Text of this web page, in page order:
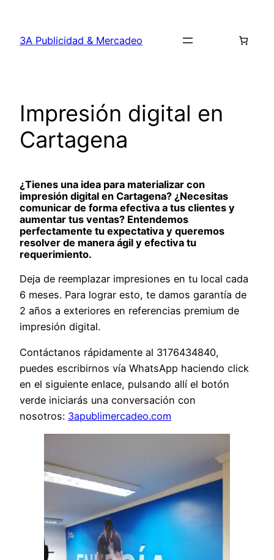
contenido
3A Publicidad & Mercadeo
Impresión digital en
Cartagena
¿Tienes una idea para materializar con
impresión digital en Cartagena? ¿Necesitas
comunicar de forma efectiva a tus clientes y
aumentar tus ventas? Entendemos
perfectamente tu expectativa y queremos
resolver de manera ágil y efectiva tu
requerimiento.
Deja de reemplazar impresiones en tu local cada
6 meses. Para lograr esto, te damos garantía de
2 años a exteriores en referencias premium de
impresión digital.
Contáctanos rápidamente al 3176434840,
puedes escribirnos vía WhatsApp haciendo click
en el siguiente enlace, pulsando allí el botón
verde iniciarás una conversación con
nosotros: 3apublimercadeo.com